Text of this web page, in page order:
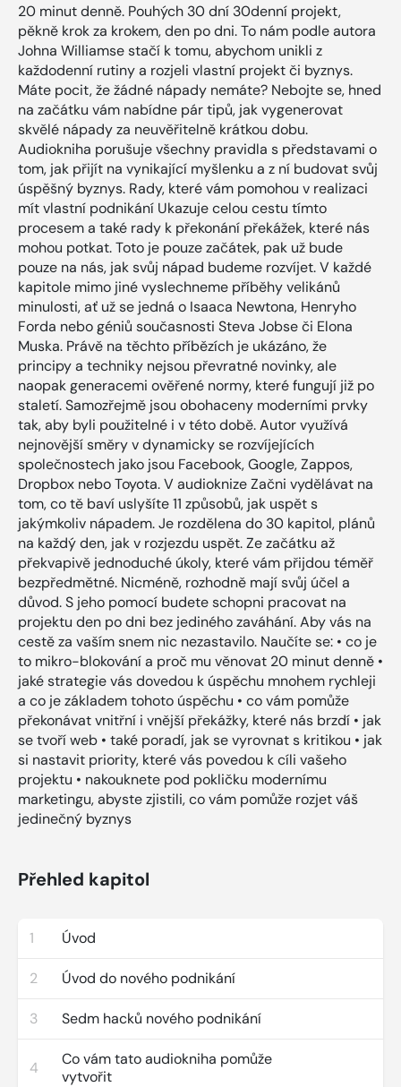
20 minut denně. Pouhých 30 dní 30denní projekt,
pěkně krok za krokem, den po dni. To nám podle autora
Johna Williamse stačí k tomu, abychom unikli z
každodenní rutiny a rozjeli vlastní projekt či byznys.
Máte pocit, že žádné nápady nemáte? Nebojte se, hned
na začátku vám nabídne pár tipů, jak vygenerovat
skvělé nápady za neuvěřitelně krátkou dobu.
Audiokniha porušuje všechny pravidla s představami o
tom, jak přijít na vynikající myšlenku a z ní budovat svůj
úspěšný byznys. Rady, které vám pomohou v realizaci
mít vlastní podnikání Ukazuje celou cestu tímto
procesem a také rady k překonání překážek, které nás
mohou potkat. Toto je pouze začátek, pak už bude
pouze na nás, jak svůj nápad budeme rozvíjet. V každé
kapitole mimo jiné vyslechneme příběhy velikánů
minulosti, ať už se jedná o Isaaca Newtona, Henryho
Forda nebo géniů současnosti Steva Jobse či Elona
Muska. Právě na těchto příbězích je ukázáno, že
principy a techniky nejsou převratné novinky, ale
naopak generacemi ověřené normy, které fungují již po
staletí. Samozřejmě jsou obohaceny moderními prvky
tak, aby byli použitelné i v této době. Autor využívá
nejnovější směry v dynamicky se rozvíjejících
společnostech jako jsou Facebook, Google, Zappos,
Dropbox nebo Toyota. V audioknize Začni vydělávat na
tom, co tě baví uslyšíte 11 způsobů, jak uspět s
jakýmkoliv nápadem. Je rozdělena do 30 kapitol, plánů
na každý den, jak v rozjezdu uspět. Ze začátku až
překvapivě jednoduché úkoly, které vám přijdou téměř
bezpředmětné. Nicméně, rozhodně mají svůj účel a
důvod. S jeho pomocí budete schopni pracovat na
projektu den po dni bez jediného zaváhání. Aby vás na
cestě za vaším snem nic nezastavilo. Naučíte se: • co je
to mikro-blokování a proč mu věnovat 20 minut denně •
jaké strategie vás dovedou k úspěchu mnohem rychleji
a co je základem tohoto úspěchu • co vám pomůže
překonávat vnitřní i vnější překážky, které nás brzdí • jak
se tvoří web • také poradí, jak se vyrovnat s kritikou • jak
si nastavit priority, které vás povedou k cíli vašeho
projektu • nakouknete pod pokličku modernímu
marketingu, abyste zjistili, co vám pomůže rozjet váš
jedinečný byznys
Přehled kapitol
1 Úvod
2 Úvod do nového podnikání
3 Sedm hacků nového podnikání
4
Co vám tato audiokniha pomůže
vytvořit